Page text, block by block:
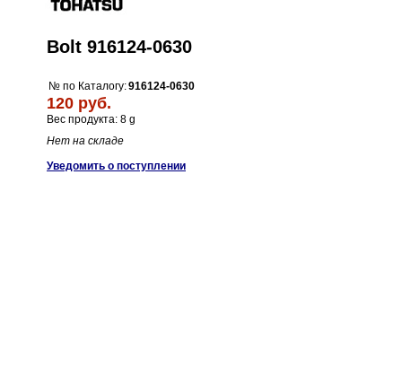
Bolt 916124-0630
№ по Каталогу:916124-0630
120 руб.
Вес продукта: 8 g
Нет на складе
Уведомить о поступлении